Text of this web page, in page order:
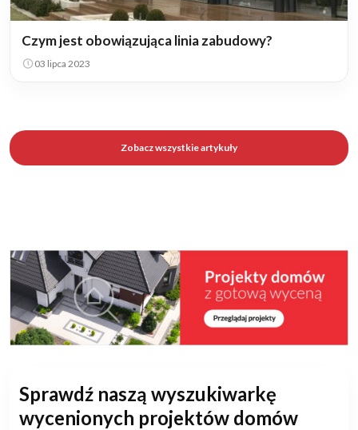
Czym jest obowiązująca linia zabudowy?
03 lipca 2023
Zobacz wszystkie artykuły
Sprawdź naszą wyszukiwarkę
wycenionych projektów domów